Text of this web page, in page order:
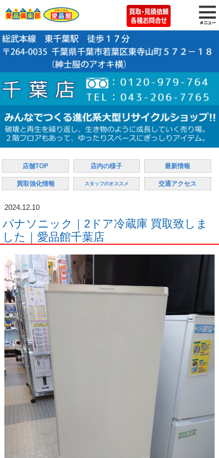
店舗TOP 店内の様子 最新情報
買取強化情報 スタッフのオススメ 交通アクセス
2024.12.10
パナソニック｜2ドア冷蔵庫 買取致しま
した｜愛品館千葉店